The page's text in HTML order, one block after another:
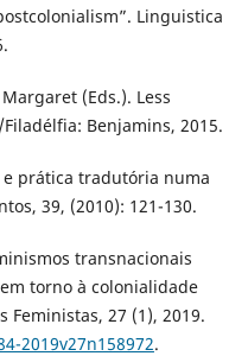
Linguistica
(Eds.). Less
Benjamins, 2015.
e prática tradutória numa
39, (2010): 121-130.
transnacionais
torno à colonialidade
Feministas, 27 (1), 2019.
2019v27n158972.